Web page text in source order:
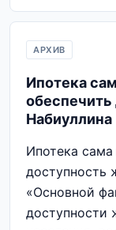
АРХИВ
Ипотека
Набиуллина
Ипотека
доступность
«Основной
доступности